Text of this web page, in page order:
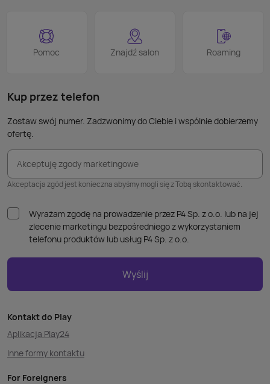
Pomoc Znajdź salon Roaming
Kup przez telefon
Zostaw swój numer. Zadzwonimy do Ciebie i wspólnie dobierzemy
ofertę.
Akceptuję zgody marketingowe
Akceptacja zgód jest konieczna abyśmy mogli się z Tobą skontaktować.
Wyrażam zgodę na prowadzenie przez P4 Sp. z o.o. lub na jej
zlecenie marketingu bezpośredniego z wykorzystaniem
telefonu produktów lub usług P4 Sp. z o.o.
Wyślij
Kontakt do Play
Aplikacja Play24
Inne formy kontaktu
For Foreigners